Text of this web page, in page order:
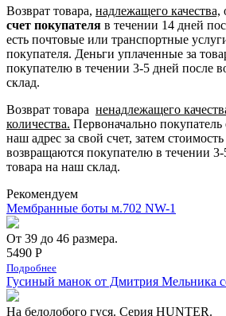
Возврат товара, надлежащего качества,
счет покупателя в течении 14 дней
есть почтовые или транспортные
покупателя. Деньги уплаченные за
покупателю в течении 3-5 дней после
склад.
Возврат товара ненадлежащего
количества. Первоначально
наш адрес за свой счет, затем
возвращаются покупателю в течении 3-
товара на наш склад.
Рекомендуем
Мембранные боты м.702 NW-1
От 39 до 46 размера.
5490 Р
Подробнее
Гусиный манок от Дмитрия Мельника
На белолобого гуся. Серия HUNTER.